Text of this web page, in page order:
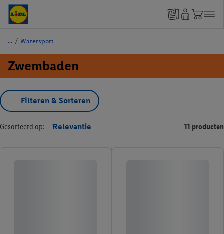
/ Watersport
Zwembaden
Filteren & Sorteren
Gesorteerd op: Relevantie 11 producten